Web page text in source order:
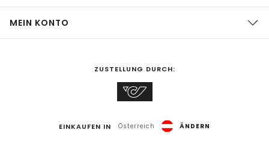
MEIN KONTO
ZUSTELLUNG DURCH:
EINKAUFEN IN Österreich ÄNDERN